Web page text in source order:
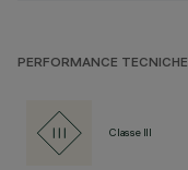
PERFORMANCE TECNICHE
Classe III